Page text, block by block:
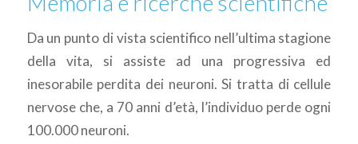
Da un punto di vista scientifico nell’ultima stagione
della vita, si assiste ad una progressiva ed
inesorabile perdita dei neuroni. Si tratta di cellule
nervose che, a 70 anni d’età, l’individuo perde ogni
100.000 neuroni.